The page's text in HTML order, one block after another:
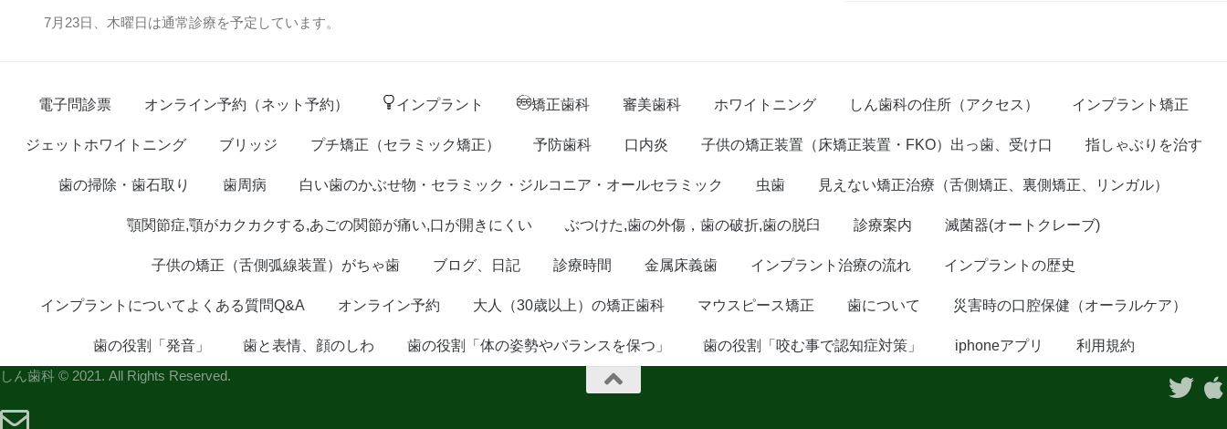
7月23日、木曜日は通常診療を予定しています。
電子問診票 オンライン予約（ネット予約） インプラント 矯正歯科 審美歯科 ホワイトニング しん歯科の住所（アクセス） インプラント矯正
ジェットホワイトニング ブリッジ プチ矯正（セラミック矯正） 予防歯科 口内炎 子供の矯正装置（床矯正装置・FKO）出っ歯、受け口 指しゃぶりを治す
歯の掃除・歯石取り 歯周病 白い歯のかぶせ物・セラミック・ジルコニア・オールセラミック 虫歯 見えない矯正治療（舌側矯正、裏側矯正、リンガル）
顎関節症,顎がカクカクする,あごの関節が痛い,口が開きにくい ぶつけた,歯の外傷，歯の破折,歯の脱臼 診療案内 滅菌器(オートクレーブ)
子供の矯正（舌側弧線装置）がちゃ歯 ブログ、日記 診療時間 金属床義歯 インプラント治療の流れ インプラントの歴史
インプラントについてよくある質問Q&A オンライン予約 大人（30歳以上）の矯正歯科 マウスピース矯正 歯について 災害時の口腔保健（オーラルケア）
歯の役割「発音」 歯と表情、顔のしわ 歯の役割「体の姿勢やバランスを保つ」 歯の役割「咬む事で認知症対策」 iphoneアプリ
利用規約
しん歯科 © 2021. All Rights Reserved.